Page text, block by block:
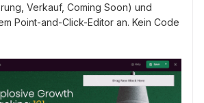
Verkauf, Coming Soon) und
Point-and-Click-Editor an. Kein Code